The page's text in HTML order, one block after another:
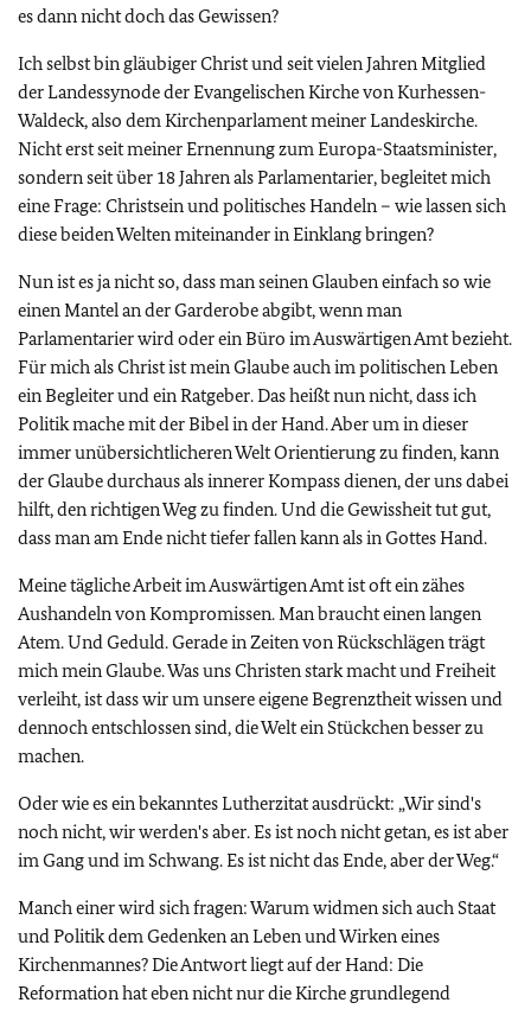
es dann nicht doch das Gewissen?
Ich selbst bin gläubiger Christ und seit vielen Jahren Mitglied
der Landessynode der Evangelischen Kirche von Kurhessen-
Waldeck, also dem Kirchenparlament meiner Landeskirche.
Nicht erst seit meiner Ernennung zum Europa-Staatsminister,
sondern seit über 18 Jahren als Parlamentarier, begleitet mich
eine Frage: Christsein und politisches Handeln – wie lassen sich
diese beiden Welten miteinander in Einklang bringen?
Nun ist es ja nicht so, dass man seinen Glauben einfach so wie
einen Mantel an der Garderobe abgibt, wenn man
Parlamentarier wird oder ein Büro im Auswärtigen Amt bezieht.
Für mich als Christ ist mein Glaube auch im politischen Leben
ein Begleiter und ein Ratgeber. Das heißt nun nicht, dass ich
Politik mache mit der Bibel in der Hand. Aber um in dieser
immer unübersichtlicheren Welt Orientierung zu finden, kann
der Glaube durchaus als innerer Kompass dienen, der uns dabei
hilft, den richtigen Weg zu finden. Und die Gewissheit tut gut,
dass man am Ende nicht tiefer fallen kann als in Gottes Hand.
Meine tägliche Arbeit im Auswärtigen Amt ist oft ein zähes
Aushandeln von Kompromissen. Man braucht einen langen
Atem. Und Geduld. Gerade in Zeiten von Rückschlägen trägt
mich mein Glaube. Was uns Christen stark macht und Freiheit
verleiht, ist dass wir um unsere eigene Begrenztheit wissen und
dennoch entschlossen sind, die Welt ein Stückchen besser zu
machen.
Oder wie es ein bekanntes Lutherzitat ausdrückt: „Wir sind's
noch nicht, wir werden's aber. Es ist noch nicht getan, es ist aber
im Gang und im Schwang. Es ist nicht das Ende, aber der Weg.“
Manch einer wird sich fragen: Warum widmen sich auch Staat
und Politik dem Gedenken an Leben und Wirken eines
Kirchenmannes? Die Antwort liegt auf der Hand: Die
Reformation hat eben nicht nur die Kirche grundlegend